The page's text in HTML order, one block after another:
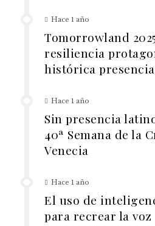
Hace 1 año
Tomorrowland
resiliencia
histórica
Hace 1 año
Sin presencia
40ª Semana de la
Venecia
Hace 1 año
El uso de
para recrear la